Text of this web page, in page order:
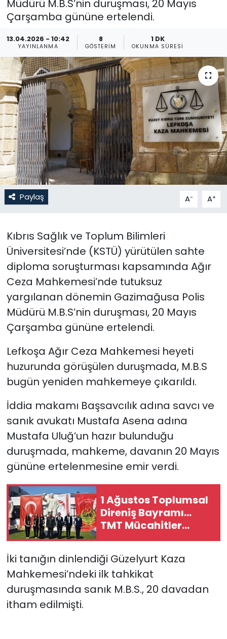
Müdürü M.B.S’nin duruşması, 20 Mayıs
Çarşamba gününe ertelendi.
13.04.2026 - 10:42
YAYINLANMA
8
GÖSTERIM
1 DK
OKUNMA SÜRESI
Paylaş A- A+
Kıbrıs Sağlık ve Toplum Bilimleri
Üniversitesi’nde (KSTÜ) yürütülen sahte
diploma soruşturması kapsamında Ağır
Ceza Mahkemesi’nde tutuksuz
yargılanan dönemin Gazimağusa Polis
Müdürü M.B.S’nin duruşması, 20 Mayıs
Çarşamba gününe ertelendi.
Lefkoşa Ağır Ceza Mahkemesi heyeti
huzurunda görüşülen duruşmada, M.B.S
bugün yeniden mahkemeye çıkarıldı.
İddia makamı Başsavcılık adına savcı ve
sanık avukatı Mustafa Asena adına
Mustafa Uluğ’un hazır bulunduğu
duruşmada, mahkeme, davanın 20 Mayıs
gününe ertelenmesine emir verdi.
1 Ağustos Toplumsal
Direniş Bayramı...
TMT Mücahitler
Derneği’nde tören
İki tanığın dinlendiği Güzelyurt Kaza
Mahkemesi’ndeki ilk tahkikat
duruşmasında sanık M.B.S., 20 davadan
itham edilmişti.
KKTC YEREL SEÇİM 2018
Kültür Sanat
Magazin
Moda
Nöbetçi Eczaneler
Otomobil Dünyası
Politika
SAĞLIK
Teknoloji
TÜRKiYE
Video Galeri
YAŞAM
Yazarlar